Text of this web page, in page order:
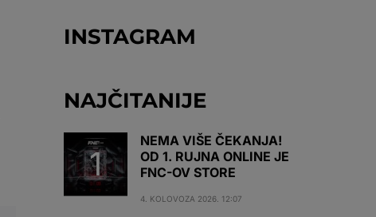
INSTAGRAM
NAJČITANIJE
NEMA VIŠE ČEKANJA!
OD 1. RUJNA ONLINE JE
FNC-OV STORE
4. KOLOVOZA 2026. 12:07